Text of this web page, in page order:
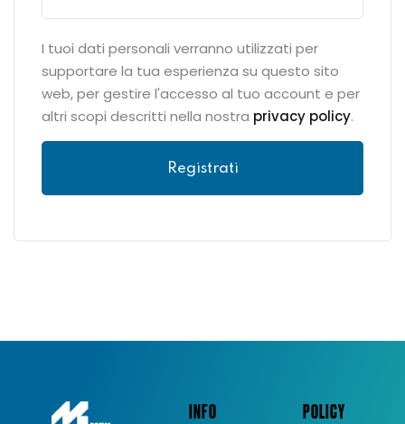
I tuoi dati personali verranno utilizzati per
supportare la tua esperienza su questo sito
web, per gestire l'accesso al tuo account e per
altri scopi descritti nella nostra privacy policy.
Registrati
INFO POLICY